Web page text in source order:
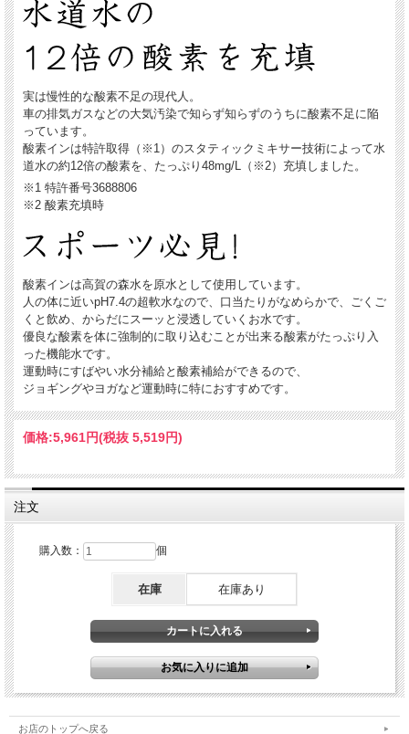
実は慢性的な酸素不足の現代人。
車の排気ガスなどの大気汚染で知らず知らずのうちに酸素不足に陥
っています。
酸素インは特許取得（※1）のスタティックミキサー技術によって水
道水の約12倍の酸素を、たっぷり48mg/L（※2）充填しました。
※1 特許番号3688806
※2 酸素充填時
酸素インは高賀の森水を原水として使用しています。
人の体に近いpH7.4の超軟水なので、口当たりがなめらかで、ごくご
くと飲め、からだにスーッと浸透していくお水です。
優良な酸素を体に強制的に取り込むことが出来る酸素がたっぷり入
った機能水です。
運動時にすばやい水分補給と酸素補給ができるので、
ジョギングやヨガなど運動時に特におすすめです。
価格:5,961円(税抜 5,519円)
注文
購入数： 個
在庫 在庫あり
お店のトップへ戻る